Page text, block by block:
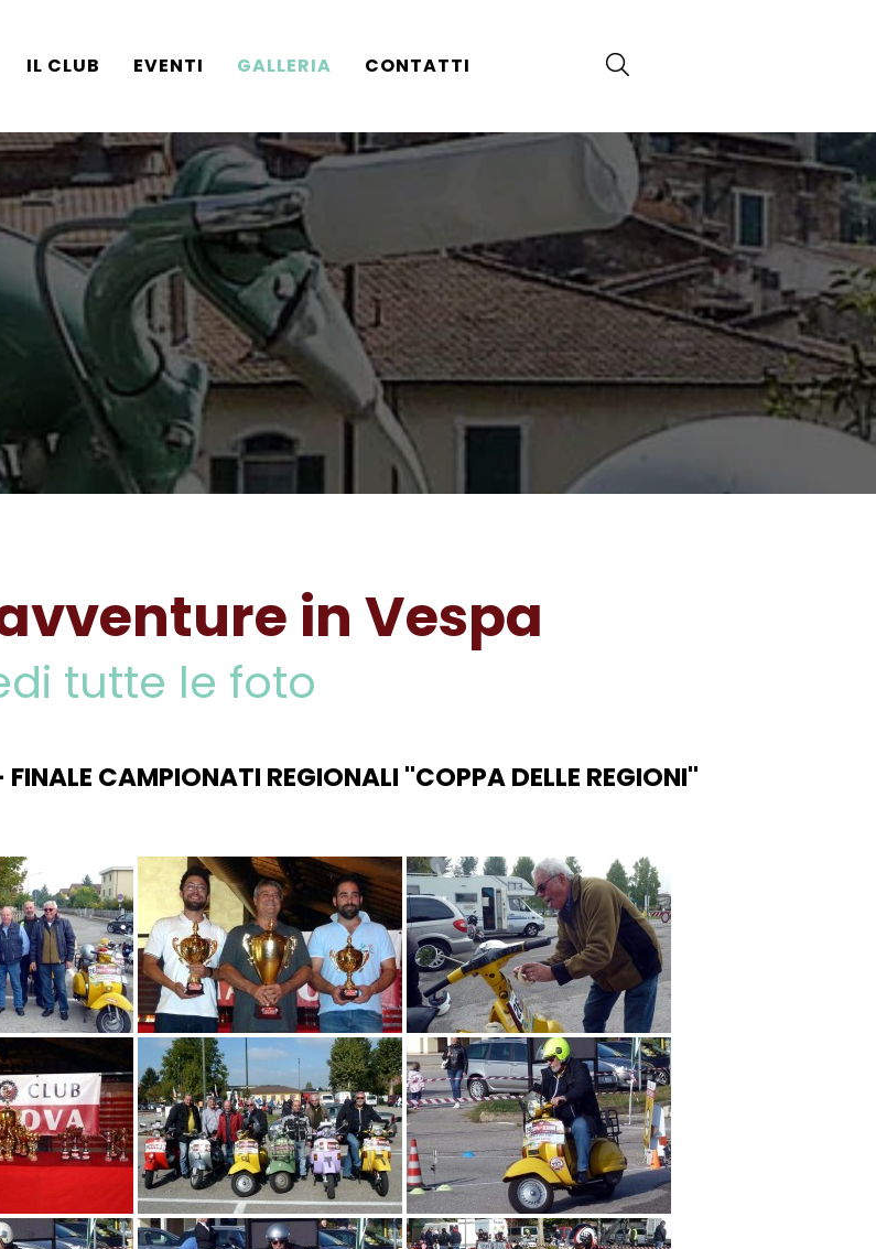
IL CLUB EVENTI GALLERIA CONTATTI
in Vespa
tutte le foto
CAMPIONATI REGIONALI ''COPPA DELLE REGIONI''